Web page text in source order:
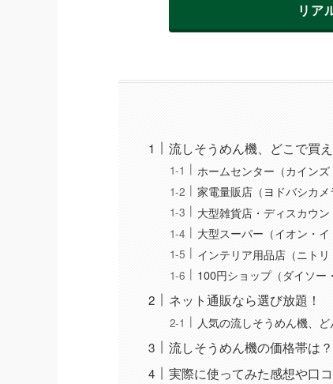
リア
流しそうめん機、どこで買
ホームセンター（カインズ
家電量販店（ヨドバシカメ
大型雑貨店・ディスカウ
大型スーパー（イオン・イ
インテリア用品店（ニトリ
100円ショップ（ダイソー
ネット通販なら選び放題！
人気の流しそうめん機、
流しそうめん機の価格帯は？
実際に使ってみた感想や口コ